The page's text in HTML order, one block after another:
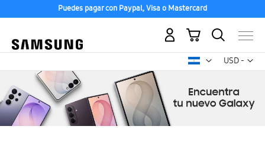
Puedes pagar con Paypal, Visa o Mastercard
USD -
dólar
Mi carrito